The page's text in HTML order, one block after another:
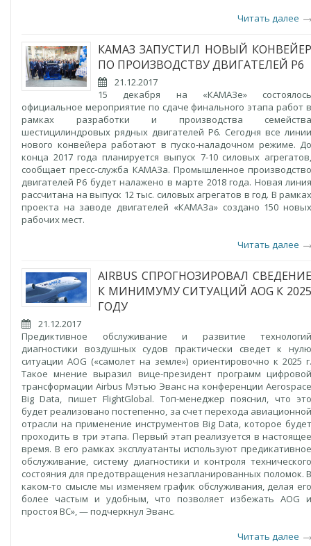
Читать далее
КАМАЗ ЗАПУСТИЛ НОВЫЙ КОНВЕЙЕР
ПО ПРОИЗВОДСТВУ ДВИГАТЕЛЕЙ Р6
21.12.2017
15 декабря на «КАМАЗе» состоялось
официальное мероприятие по сдаче финального этапа работ в
рамках разработки и производства семейства
шестицилиндровых рядных двигателей Р6. Сегодня все линии
нового конвейера работают в пуско-наладочном режиме. До
конца 2017 года планируется выпуск 7-10 силовых агрегатов,
сообщает пресс-служба КАМАЗа. Промышленное производство
двигателей Р6 будет налажено в марте 2018 года. Новая линия
рассчитана на выпуск 12 тыс. силовых агрегатов в год. В рамках
проекта на заводе двигателей «КАМАЗа» создано 150 новых
рабочих мест.
Читать далее
AIRBUS СПРОГНОЗИРОВАЛ СВЕДЕНИЕ
К МИНИМУМУ СИТУАЦИЙ AOG К 2025
ГОДУ
21.12.2017
Предиктивное обслуживание и развитие технологий
диагностики воздушных судов практически сведет к нулю
ситуации AOG («самолет на земле») ориентировочно к 2025 г.
Такое мнение выразил вице-президент программ цифровой
трансформации Airbus Мэтью Эванс на конференции Aerospace
Big Data, пишет FlightGlobal. Топ-менеджер пояснил, что это
будет реализовано постепенно, за счет перехода авиационной
отрасли на применение инструментов Big Data, которое будет
проходить в три этапа. Первый этап реализуется в настоящее
время. В его рамках эксплуатанты используют предикативное
обслуживание, систему диагностики и контроля технического
состояния для предотвращения незапланированных поломок. В
каком-то смысле мы изменяем график обслуживания, делая его
более частым и удобным, что позволяет избежать AOG и
простоя ВС», — подчеркнул Эванс.
Читать далее